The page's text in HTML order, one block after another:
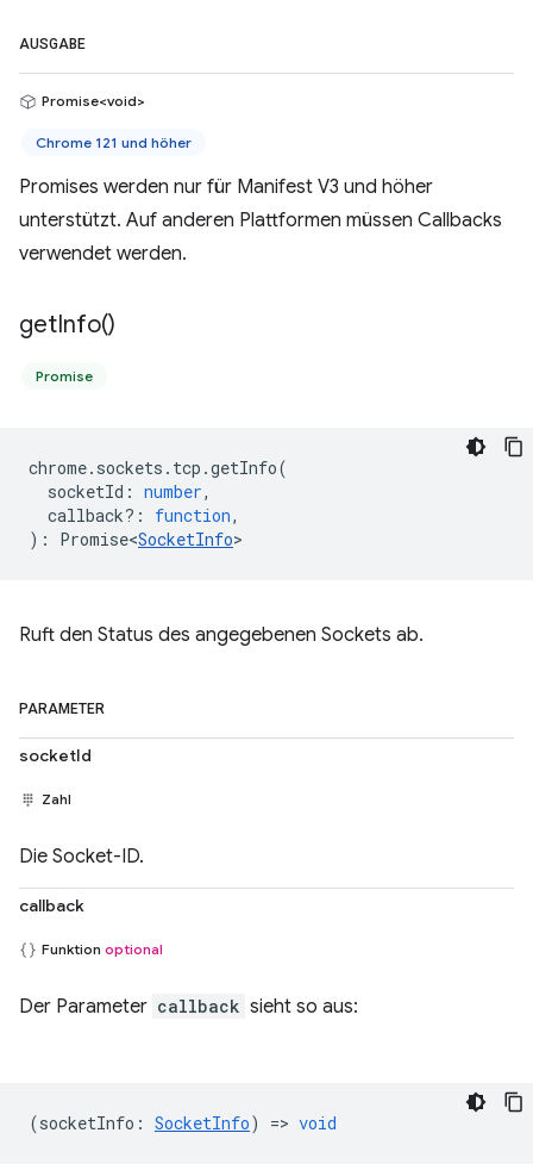
AUSGABE
Promise<void>
Chrome 121 und höher
Promises werden nur für Manifest V3 und höher
unterstützt. Auf anderen Plattformen müssen Callbacks
verwendet werden.
getInfo()
Promise
chrome. sockets . tcp .getInfo(
socketId : number,
callback? : function,
) : Promise<SocketInfo>
Ruft den Status des angegebenen Sockets ab.
PARAMETER
socketId
Zahl
Die Socket-ID.
callback
Funktion optional
Der Parameter callback sieht so aus:
(socketInfo : SocketInfo) => void